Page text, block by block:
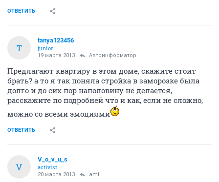
ОТВЕТИТЬ
T
tanya123456
junior
19 марта 2013 Автоинформатор
Предлагают квартиру в этом доме, скажите стоит
брать? а то я так поняла стройка в заморозке была
долго и до сих пор наполовину не делается,
расскажите по подробней что и как, если не сложно,
можно со всеми эмоциями
ОТВЕТИТЬ
V
V_o_v_u_s
activist
20 марта 2013 amfi